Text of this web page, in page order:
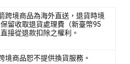
跨境商品為海外直送，退貨時境
留收取退貨處理費（新臺幣95
接從退款扣除之權利。
境商品恕不提供換貨服務。